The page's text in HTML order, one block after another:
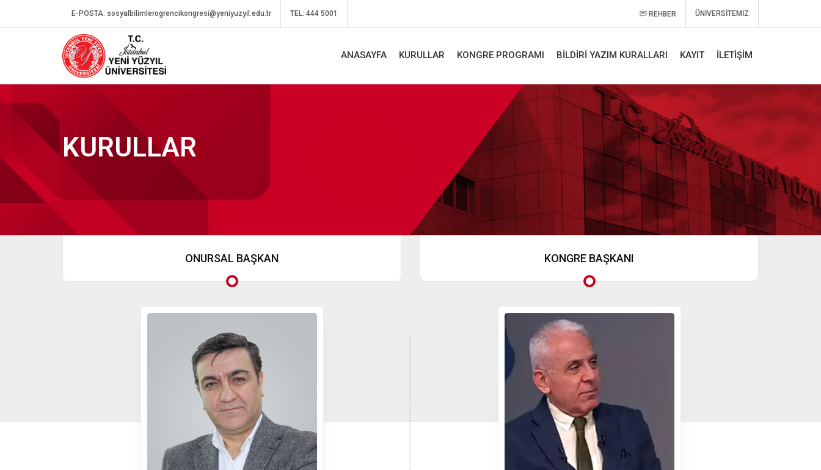
E-POSTA: sosyalbilimlerogrencikongresi@yeniyuzyil.edu.tr TEL: 444 5001 REHBER ÜNİVERSİTEMİZ
ANASAYFA KURULLAR KONGRE PROGRAMI BİLDİRİ YAZIM KURALLARI KAYIT İLETİŞİM
KURULLAR
ONURSAL BAŞKAN KONGRE BAŞKANI